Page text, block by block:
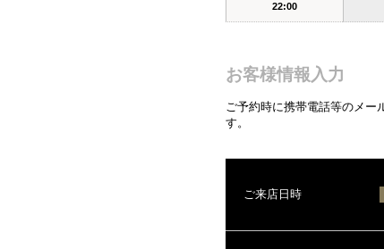
22:00
お客様情報入力
ご予約時に携帯電話等のメー
す。
ご来店日時